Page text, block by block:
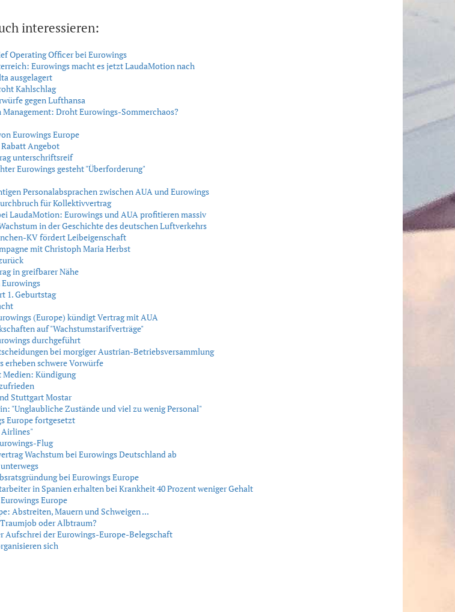
interessieren:
Operating Officer bei Eurowings
Eurowings macht es jetzt LaudaMotion nach
ausgelagert
Kahlschlag
gegen Lufthansa
Droht Eurowings-Sommerchaos?
Eurowings Europe
Angebot
unterschriftsreif
Eurowings gesteht "Überforderung"
Personalabsprachen zwischen AUA und Eurowings
für Kollektivvertrag
LaudaMotion: Eurowings und AUA profitieren massiv
in der Geschichte des deutschen Luftverkehrs
KV fördert Leibeigenschaft
mit Christoph Maria Herbst
in greifbarer Nähe
1. Geburtstag
(Europe) kündigt Vertrag mit AUA
auf "Wachstumstarifverträge"
durchgeführt
bei morgiger Austrian-Betriebsversammlung
erheben schwere Vorwürfe
Medien: Kündigung
Stuttgart Mostar
"Unglaubliche Zustände und viel zu wenig Personal"
Europe fortgesetzt
Airlines"
Flug
Wachstum bei Eurowings Deutschland ab
bei Eurowings Europe
in Spanien erhalten bei Krankheit 40 Prozent weniger Gehalt
Europe
Abstreiten, Mauern und Schweigen ...
oder Albtraum?
Aufschrei der Eurowings-Europe-Belegschaft
sich